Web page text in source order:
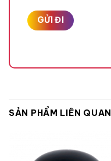
SẢN PHẨM LIÊN QUAN